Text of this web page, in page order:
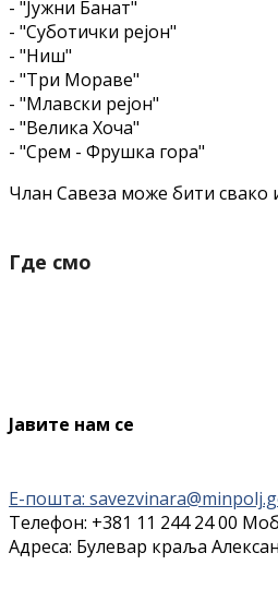
- "Јужни Банат"
- "Суботички рејон"
- "Ниш"
- "Три Мораве"
- "Млавски рејон"
- "Велика Хоча"
- "Срем - Фрушка гора"
Члан Савеза може бити свако
Где смо
Јавите нам се
Е-пошта:
Телефон: +381 11 244 24 00
Адреса: Булевар краља